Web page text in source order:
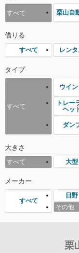
すべて 栗山自
借りる
すべて レン
タイプ
すべて
ウイ
トレー
ヘッ
ダン
大きさ
すべて 大型
メーカー
すべて
日野
その他
栗